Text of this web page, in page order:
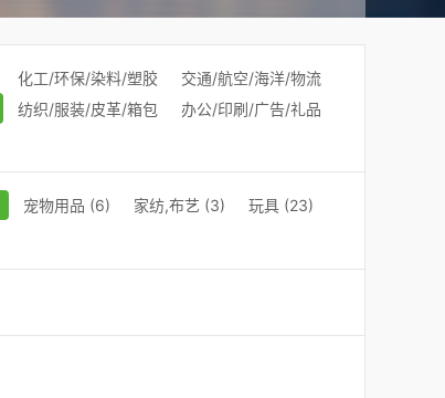
化工/环保/染料/塑胶
交通/航空/海洋/物流
纺织/服装/皮革/箱包
办公/印刷/广告/礼品
宠物用品 (6) 家纺,布艺 (3)
玩具 (23)